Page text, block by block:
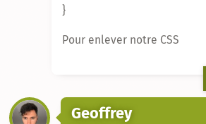
}
Pour enlever notre CSS
Geoffrey